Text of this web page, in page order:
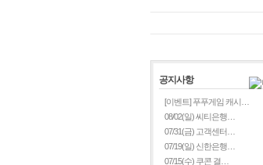
공지사항
[이벤트] 푸푸게임 캐시…
08/02(일) 씨티은행…
07/31(금) 고객센터…
07/19(일) 신한은행…
07/15(수) 쿠콘 결…